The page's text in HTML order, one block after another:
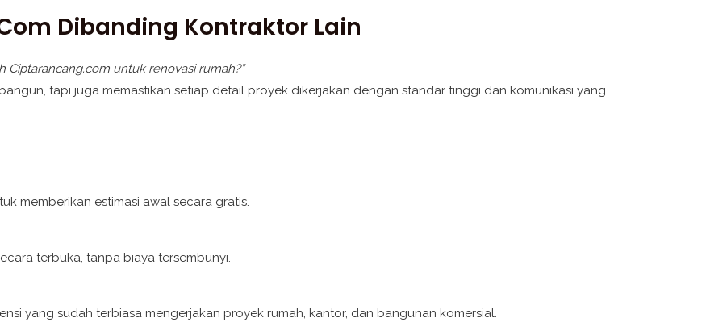
Dibanding Kontraktor Lain
Ciptarancang.com untuk renovasi rumah?”
tapi juga memastikan setiap detail proyek dikerjakan dengan standar tinggi dan komunikasi yang
memberikan estimasi awal secara gratis.
terbuka, tanpa biaya tersembunyi.
yang sudah terbiasa mengerjakan proyek rumah, kantor, dan bangunan komersial.